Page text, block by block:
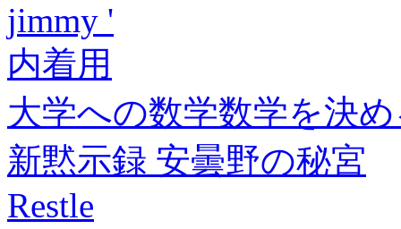
jimmy '
内着用
大学への数学数学を決
新黙示録 安曇野の秘宮
Restle